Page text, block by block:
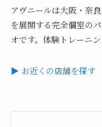
アヴニールは大阪・奈
を展開する完全個室の
オです。体験トレーニン
▶ お近くの店舗を探す